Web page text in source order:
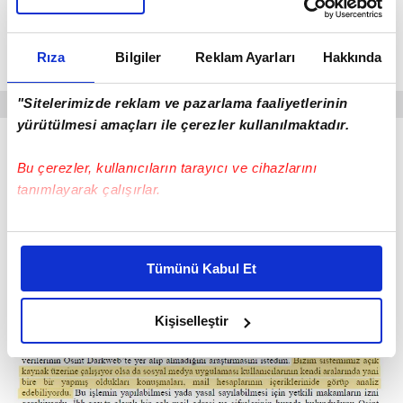
Rıza Bilgiler Reklam Ayarları Hakkında
"Sitelerimizde reklam ve pazarlama faaliyetlerinin
yürütülmesi amaçları ile çerezler kullanılmaktadır.
Bu çerezler, kullanıcıların tarayıcı ve cihazlarını
tanımlayarak çalışırlar.
Bu çerezlere izin vermeniz halinde sizlere özel
daha iyi reklam deneyimi yaşatabiliriz. Bunu yaparken
amacımızın size daha iyi bir reklam deneyimi sunmak
olduğunu ve sizlere en iyi içerikleri sunabilmek adına
elimizden gelen çabayı gösterdiğimizi ve bu noktada,
reklamların maliyetlerimizi karşılamak noktasında tek gelir
kalemimiz olduğunu sizlere hatırlatmak isteriz.
Tümünü Kabul Et
Kişiselleştir
Özkan'a "teknik istihbarat" sağladığını anlattı.
verileri analiz ettik"
dedi.